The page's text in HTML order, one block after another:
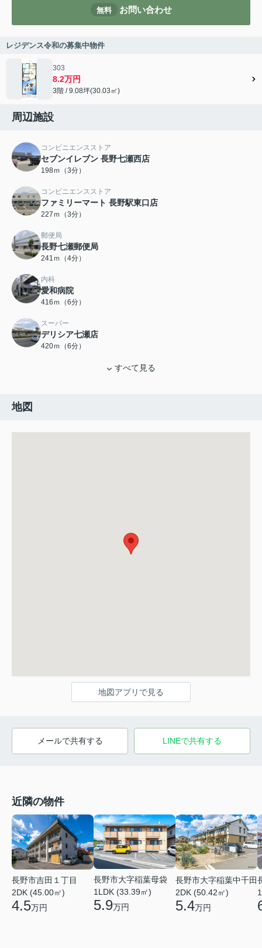
無料 お問い合わせ
レジデンス令和の募集中物件
303
8.2万円
3階 / 9.08坪(30.03㎡)
周辺施設
コンビニエンスストア
セブンイレブン 長野七瀬西店
198ｍ（3分）
コンビニエンスストア
ファミリーマート 長野駅東口店
227ｍ（3分）
郵便局
長野七瀬郵便局
241ｍ（4分）
内科
愛和病院
416ｍ（6分）
スーパー
デリシア七瀬店
420ｍ（6分）
すべて見る
地図
地図アプリで見る
メールで共有する LINEで共有する
近隣の物件
長野市吉田１丁目
2DK (45.00㎡)
4.5万円
長野市大字稲葉母袋
1LDK (33.39㎡)
5.9万円
長野市大字稲葉中千田
2DK (50.42㎡)
5.4万円